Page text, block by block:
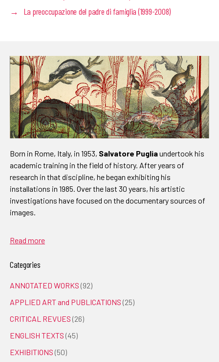
→
La preoccupazione del padre di famiglia (1999-2008)
Born in Rome, Italy, in 1953, Salvatore Pugliaundertook his
academic training in the field of history. After years of
research in that discipline, he began exhibiting his
installations in 1985. Over the last 30 years, his artistic
investigations have focused on the documentary sources of
images.
Read more
Categories
ANNOTATED WORKS (92)
APPLIED ART and PUBLICATIONS (25)
CRITICAL REVUES (26)
ENGLISH TEXTS (45)
EXHIBITIONS (50)